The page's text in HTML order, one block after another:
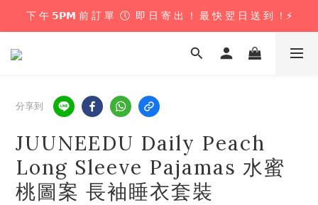
下 午 𝟱𝗣𝗠 前 訂 單  🕔  即 日 寄 出 ！ 最 快 翌 日 送 到 ！⚡️
下 午 𝟱𝗣𝗠 前 訂 單  🕔  即 日 寄 出 ！ 最 快 翌 日 送 到 ！⚡️
📦 購 物 滿 $𝟲𝟬𝟬 即 享 免 運 優 惠 ！ (公仔花束商品除外) 📦
下 午 𝟱𝗣𝗠 前 訂 單  🕔  即 日 寄 出 ！ 最 快 翌 日 送 到 ！⚡️
分享到
JUUNEEDU Daily Peach
Long Sleeve Pajamas 水蜜
桃圖案 長袖睡衣套裝